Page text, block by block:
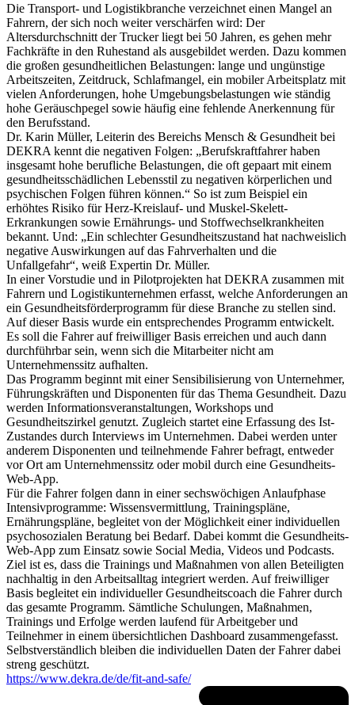
Die Transport- und Logistikbranche verzeichnet einen Mangel an
Fahrern, der sich noch weiter verschärfen wird: Der
Altersdurchschnitt der Trucker liegt bei 50 Jahren, es gehen mehr
Fachkräfte in den Ruhestand als ausgebildet werden. Dazu kommen
die großen gesundheitlichen Belastungen: lange und ungünstige
Arbeitszeiten, Zeitdruck, Schlafmangel, ein mobiler Arbeitsplatz mit
vielen Anforderungen, hohe Umgebungsbelastungen wie ständig
hohe Geräuschpegel sowie häufig eine fehlende Anerkennung für
den Berufsstand.
Dr. Karin Müller, Leiterin des Bereichs Mensch & Gesundheit bei
DEKRA kennt die negativen Folgen: „Berufskraftfahrer haben
insgesamt hohe berufliche Belastungen, die oft gepaart mit einem
gesundheitsschädlichen Lebensstil zu negativen körperlichen und
psychischen Folgen führen können.“ So ist zum Beispiel ein
erhöhtes Risiko für Herz-Kreislauf- und Muskel-Skelett-
Erkrankungen sowie Ernährungs- und Stoffwechselkrankheiten
bekannt. Und: „Ein schlechter Gesundheitszustand hat nachweislich
negative Auswirkungen auf das Fahrverhalten und die
Unfallgefahr“, weiß Expertin Dr. Müller.
In einer Vorstudie und in Pilotprojekten hat DEKRA zusammen mit
Fahrern und Logistikunternehmen erfasst, welche Anforderungen an
ein Gesundheitsförderprogramm für diese Branche zu stellen sind.
Auf dieser Basis wurde ein entsprechendes Programm entwickelt.
Es soll die Fahrer auf freiwilliger Basis erreichen und auch dann
durchführbar sein, wenn sich die Mitarbeiter nicht am
Unternehmenssitz aufhalten.
Das Programm beginnt mit einer Sensibilisierung von Unternehmer,
Führungskräften und Disponenten für das Thema Gesundheit. Dazu
werden Informationsveranstaltungen, Workshops und
Gesundheitszirkel genutzt. Zugleich startet eine Erfassung des Ist-
Zustandes durch Interviews im Unternehmen. Dabei werden unter
anderem Disponenten und teilnehmende Fahrer befragt, entweder
vor Ort am Unternehmenssitz oder mobil durch eine Gesundheits-
Web-App.
Für die Fahrer folgen dann in einer sechswöchigen Anlaufphase
Intensivprogramme: Wissensvermittlung, Trainingspläne,
Ernährungspläne, begleitet von der Möglichkeit einer individuellen
psychosozialen Beratung bei Bedarf. Dabei kommt die Gesundheits-
Web-App zum Einsatz sowie Social Media, Videos und Podcasts.
Ziel ist es, dass die Trainings und Maßnahmen von allen Beteiligten
nachhaltig in den Arbeitsalltag integriert werden. Auf freiwilliger
Basis begleitet ein individueller Gesundheitscoach die Fahrer durch
das gesamte Programm. Sämtliche Schulungen, Maßnahmen,
Trainings und Erfolge werden laufend für Arbeitgeber und
Teilnehmer in einem übersichtlichen Dashboard zusammengefasst.
Selbstverständlich bleiben die individuellen Daten der Fahrer dabei
streng geschützt.
https://www.dekra.de/de/fit-and-safe/